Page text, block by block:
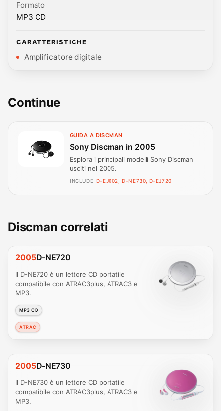
Formato
MP3 CD
CARATTERISTICHE
Amplificatore digitale
Continue
GUIDA A DISCMAN
Sony Discman in 2005
Esplora i principali modelli Sony Discman
usciti nel 2005.
INCLUDE D-EJ002, D-NE730, D-EJ720
Discman correlati
2005D-NE720
Il D-NE720 è un lettore CD portatile
compatibile con ATRAC3plus, ATRAC3 e
MP3.
MP3 CD
ATRAC
2005D-NE730
Il D-NE730 è un lettore CD portatile
compatibile con ATRAC3plus, ATRAC3 e
MP3.